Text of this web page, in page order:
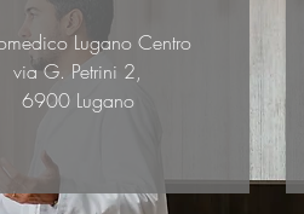
Lugano Centro
via G. Petrini 2,
6900 Lugano